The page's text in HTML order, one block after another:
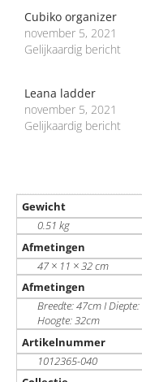
Cubiko organizer
november 5, 2021
Gelijkaardig bericht
Leana ladder
november 5, 2021
Gelijkaardig bericht
Gewicht
0.51 kg
Afmetingen
47 × 11 × 32 cm
Afmetingen
Breedte: 47cm I
Hoogte: 32cm
Artikelnummer
1012365-040